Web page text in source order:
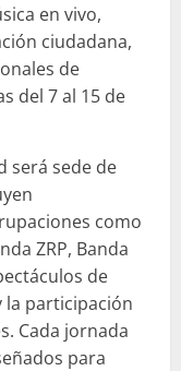
en vivo,
ciudadana,
de
del 7 al 15 de
será sede de
como
ZRP, Banda
de
la participación
Cada jornada
para